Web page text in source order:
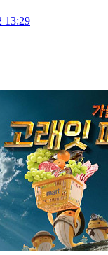
13:29